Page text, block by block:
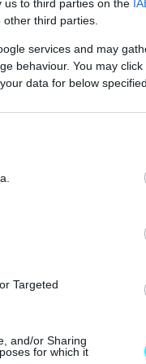
us to third parties on the
third parties.
services and may
behaviour. You may
data for below
Targeted
and/or Sharing
for which it